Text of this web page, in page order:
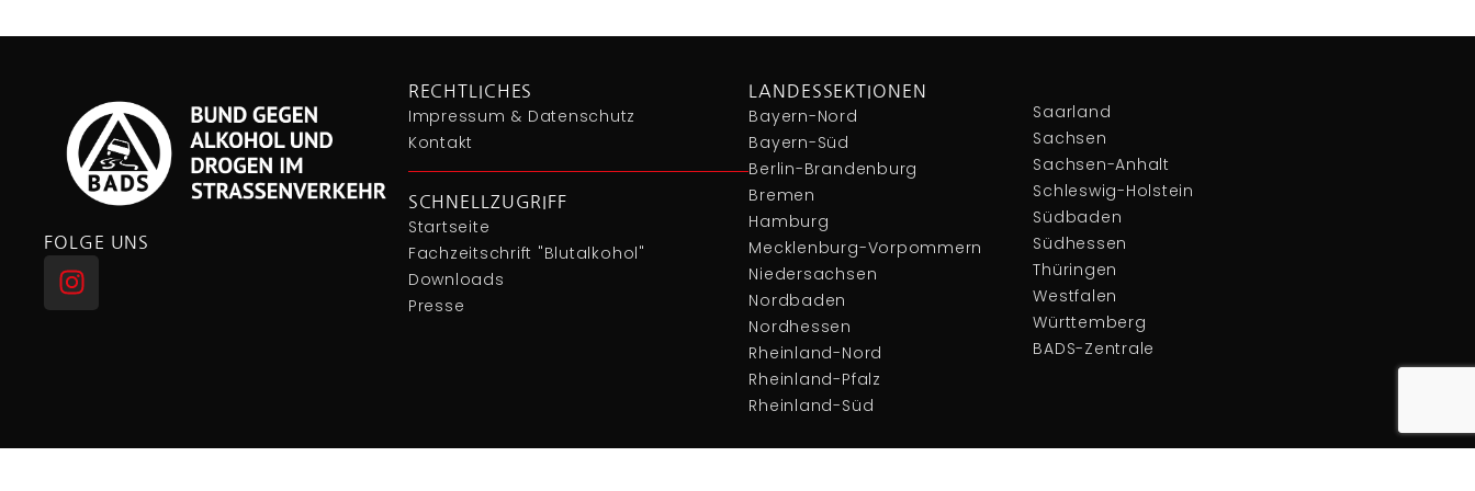
FOLGE UNS
RECHTLICHES
Impressum & Datenschutz
Kontakt
SCHNELLZUGRIFF
Startseite
Fachzeitschrift "Blutalkohol"
Downloads
Presse
LANDESSEKTIONEN
Bayern-Nord
Bayern-Süd
Berlin-Brandenburg
Bremen
Hamburg
Mecklenburg-Vorpommern
Niedersachsen
Nordbaden
Nordhessen
Rheinland-Nord
Rheinland-Pfalz
Rheinland-Süd
Saarland
Sachsen
Sachsen-Anhalt
Schleswig-Holstein
Südbaden
Südhessen
Thüringen
Westfalen
Württemberg
BADS-Zentrale